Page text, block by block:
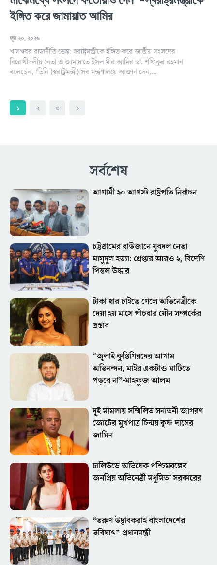
ইঙ্গিত করে জামায়াত আমির
জুন ২০, ২০২৬
খাসখবর রাজনীতি ডেস্ক: স্বরাষ্ট্রমন্ত্রীকে ইঙ্গিত করে জাতীয় সংসদের
বিরোধীদলীয় নেতা ও জামায়াতে ইসলামীর আমির ডা. শফিকুর রহমান
বলেছেন, ‘তিনি (স্বরাষ্ট্রমন্ত্রী) সব মন্ত্রণালয়ে আজান দেন,...
১ ২ ৩
সর্বশেষ
আগামী ২০ আগস্ট রাষ্ট্রপতি নির্বাচন
চট্টগ্রামের রাউজানে যুবদল নেতা
মাসুদুল হত্যা: গ্রেপ্তার আরও ২, বিদেশি
পিস্তল উদ্ধার
টাকা ধার চাইতে গেলে অভিনেত্রীকে
দেয়া হয় মাসে পাঁচবার যৌন সম্পর্কের
প্রস্তাব
“জুলাই কুস্তিগিরদের আগাম
অভিনন্দন, মাইর একটাও মাটিতে
পড়বে না”-মাহফুজ আলম
দুই মামলায় সম্মিলিত সনাতনী জাগরণ
জোটের মুখপাত্র চিন্ময় কৃষ্ণ দাসের
জামিন
ঢালিউডে অভিষেক পশ্চিমবঙ্গের
জনপ্রিয় অভিনেত্রী মধুমিতা সরকারের
“তরুণ উদ্ভাবকরাই বাংলাদেশের
ভবিষ্যৎ”-প্রধানমন্ত্রী